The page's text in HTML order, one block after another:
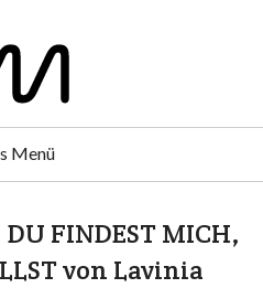
Menü
FINDEST MICH,
von Lavinia